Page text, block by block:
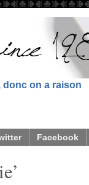
donc on a raison
Facebook